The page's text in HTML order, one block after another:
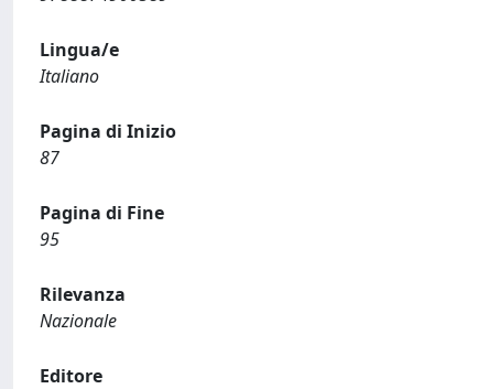
Lingua/e
Italiano
Pagina di Inizio
87
Pagina di Fine
95
Rilevanza
Nazionale
Editore